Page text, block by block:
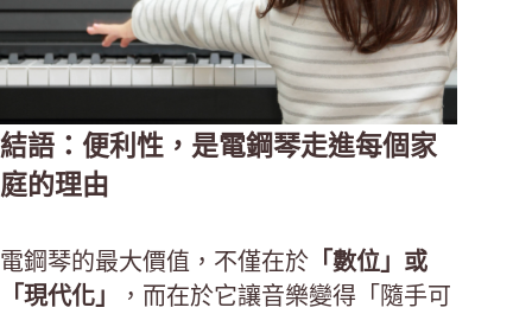
結語：便利性，是電鋼琴走進每個家
庭的理由
電鋼琴的最大價值，不僅在於 「數位」或
「現代化」
，而在於它讓音樂變得「隨手可